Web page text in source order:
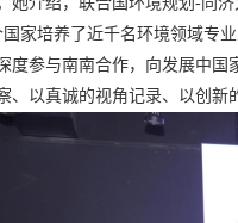
国家培养了近千名环境领域专
度参与南南合作，向发展中
、以真诚的视角记录、以创新